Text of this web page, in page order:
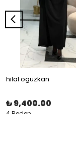
hilal oguzkan
₺ 9,400.00
4 Beden